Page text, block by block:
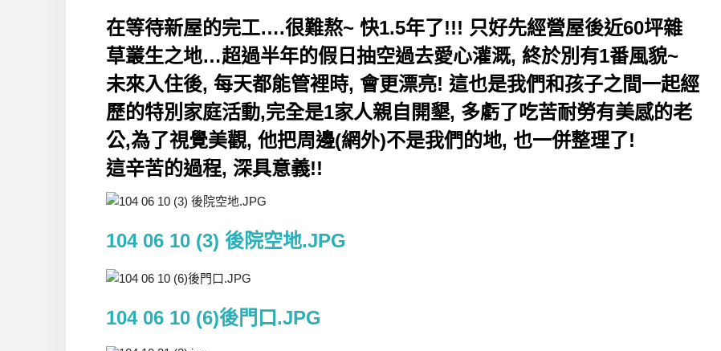
在等待新屋的完工….很難熬~ 快1.5年了!!! 只好先經營屋後近60坪雜
草叢生之地…超過半年的假日抽空過去愛心灌溉, 終於別有1番風貌~
未來入住後, 每天都能管裡時, 會更漂亮! 這也是我們和孩子之間一起經
歷的特別家庭活動,完全是1家人親自開墾, 多虧了吃苦耐勞有美感的老
公,為了視覺美觀, 他把周邊(網外)不是我們的地, 也一併整理了!
這辛苦的過程, 深具意義!!
104 06 10 (3) 後院空地.JPG
104 06 10 (6)後門口.JPG